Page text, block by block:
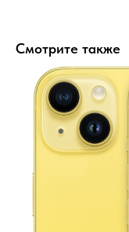
Смотрите также